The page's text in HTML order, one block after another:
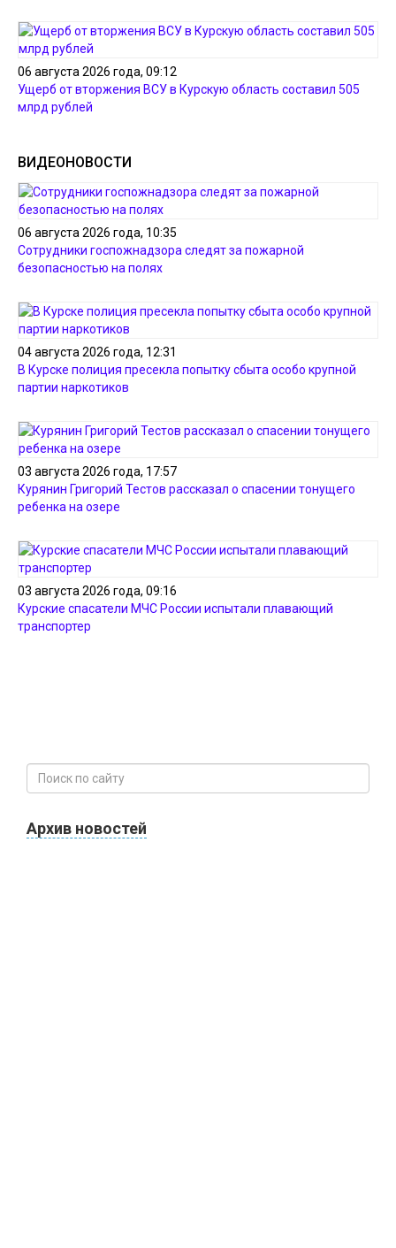
06 августа 2026 года, 09:12
Ущерб от вторжения ВСУ в Курскую область составил 505
млрд рублей
ВИДЕОНОВОСТИ
06 августа 2026 года, 10:35
Сотрудники госпожнадзора следят за пожарной
безопасностью на полях
04 августа 2026 года, 12:31
В Курске полиция пресекла попытку сбыта особо крупной
партии наркотиков
03 августа 2026 года, 17:57
Курянин Григорий Тестов рассказал о спасении тонущего
ребенка на озере
03 августа 2026 года, 09:16
Курские спасатели МЧС России испытали плавающий
транспортер
Архив новостей